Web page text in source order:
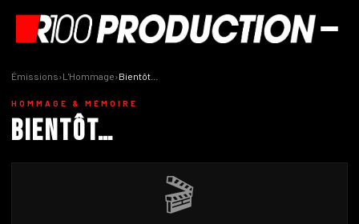
Émissions›L'Hommage›Bientôt…
HOMMAGE & MÉMOIRE
Bientôt…
🎬